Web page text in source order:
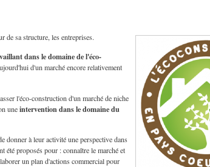
de sa structure, les entreprises.
dans le domaine de l'éco-
d'un marché encore relativement
l'éco-construction d'un marché de niche
uneintervention dans le domaine du
donner à leur activité une perspective dans
été proposés pour : connaître le marché et
un plan d'actions commercial pour